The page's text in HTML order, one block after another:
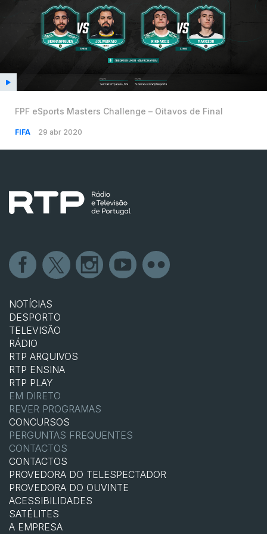
FPF eSports Masters Challenge – Oitavos de Final
FIFA 29 abr 2020
NOTÍCIAS
DESPORTO
TELEVISÃO
RÁDIO
RTP ARQUIVOS
RTP ENSINA
RTP PLAY
EM DIRETO
REVER PROGRAMAS
CONCURSOS
PERGUNTAS FREQUENTES
CONTACTOS
CONTACTOS
PROVEDORA DO TELESPECTADOR
PROVEDORA DO OUVINTE
ACESSIBILIDADES
SATÉLITES
A EMPRESA